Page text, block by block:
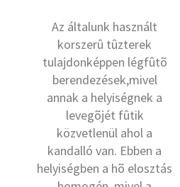
Az általunk használt
korszerû tûzterek
tulajdonképpen légfûtõ
berendezések,mivel
annak a helyiségnek a
levegõjét fûtik
közvetlenül ahol a
kandalló van. Ebben a
helyiségben a hõ elosztás